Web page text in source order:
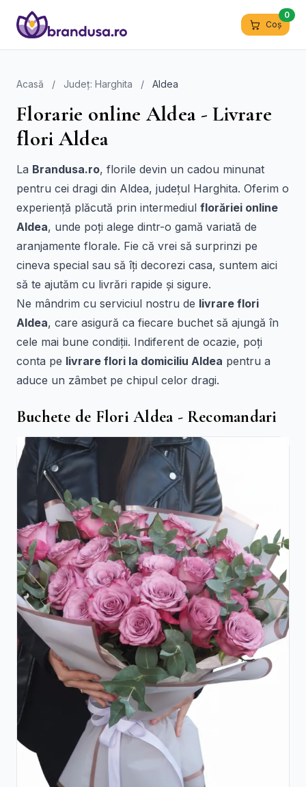
Coș
0
Acasă / Județ: Harghita / Aldea
Florarie online Aldea - Livrare
flori Aldea
La Brandusa.ro, florile devin un cadou minunat
pentru cei dragi din Aldea, județul Harghita. Oferim o
experiență plăcută prin intermediul florăriei online
Aldea, unde poți alege dintr-o gamă variată de
aranjamente florale. Fie că vrei să surprinzi pe
cineva special sau să îți decorezi casa, suntem aici
să te ajutăm cu livrări rapide și sigure.
Ne mândrim cu serviciul nostru de livrare flori
Aldea, care asigură ca fiecare buchet să ajungă în
cele mai bune condiții. Indiferent de ocazie, poți
conta pe livrare flori la domiciliu Aldea pentru a
aduce un zâmbet pe chipul celor dragi.
Buchete de Flori Aldea - Recomandari